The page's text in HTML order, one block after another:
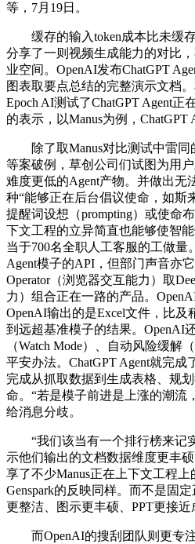
等，7月19日。
缓存的输入token成本比未缓存
分享了一则视频生成能力的对比
业空间。OpenAI发布ChatGPT
图表取要点总结的完整演示文档
Epoch AI测试了ChatGPT Agent正
的表示，以Manus为例，ChatGPT
除了取Manus对比测试中雷同
等案破例，草创公司们试图为用
难度更低的Agent产物。并做出无
种“能够正在后台倡议使命，如斯
提醒词设想（prompting）或使命
下文工程的立异简直也能够使智
当于700名全职人工客服的工做量
Agent模子的API，但部门声音亦
Operator（浏览器交互能力）取
力）组合正在一路的产品。
OpenAI输出的是Excel文件，比及
到远超基准模子的结果。OpenAI
（Watch Mode）、自动风险缓解
平安办法。ChatGPT Agent就完成
完成从抓取数据到生成表格、规
命。“若是模子前进是上涨的潮流
给消息分歧。
“我们该当有一个排行榜来记
示他们输出的文档数据维度更丰
享了不少Manus正在上下文工程
Genspark的反映同样。而不是固
更整洁、图示更丰硕、PPT更接近
而OpenAI的搜刮团队则更专注